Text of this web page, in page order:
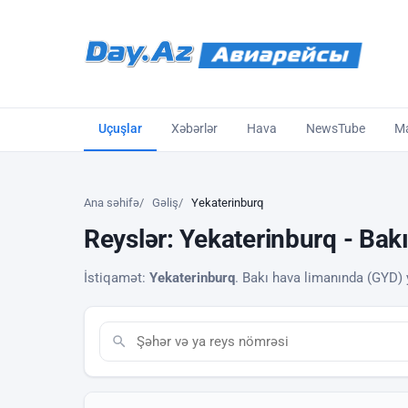
Uçuşlar Xəbərlər Hava NewsTube
Ana səhifə Gəliş Yekaterinburq
Reyslər: Yekaterinburq -
İstiqamət: Yekaterinburq. Bakı hava limanında